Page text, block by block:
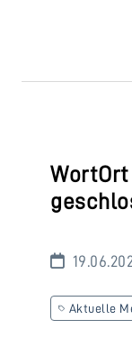
WortOrt
Aktuelle